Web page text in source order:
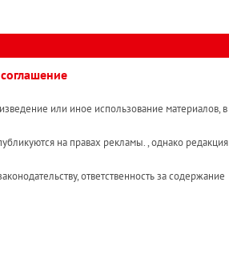
или иное использование материалов, в
на правах рекламы. , однако редакция
ответственность за содержание